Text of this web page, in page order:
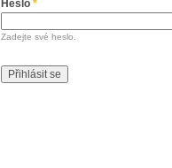
Heslo *
Zadejte své heslo.